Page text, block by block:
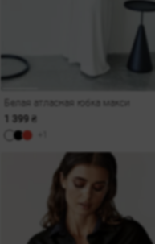
Белая атласная юбка макси
1 399 ₴